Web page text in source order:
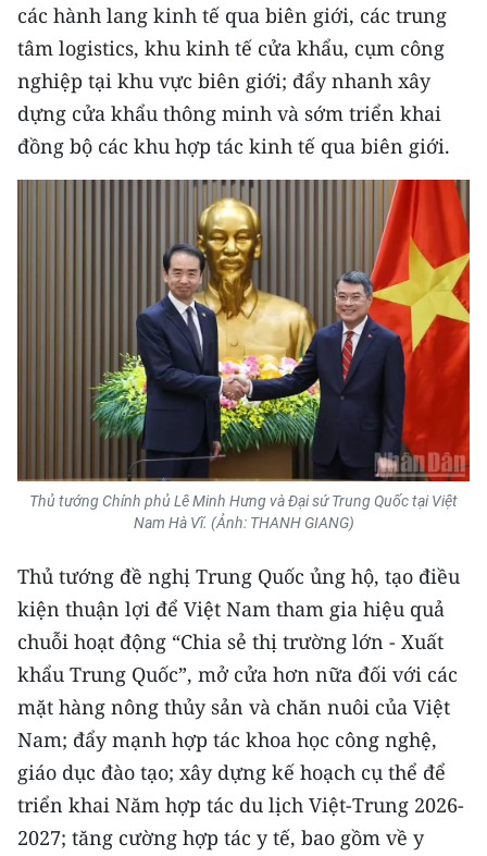
các hành lang kinh tế qua biên giới, các trung
tâm logistics, khu kinh tế cửa khẩu, cụm công
nghiệp tại khu vực biên giới; đẩy nhanh xây
dựng cửa khẩu thông minh và sớm triển khai
đồng bộ các khu hợp tác kinh tế qua biên giới.
Thủ tướng Chính phủ Lê Minh Hưng và Đại sứ Trung Quốc tại Việt
Nam Hà Vĩ. (Ảnh: THANH GIANG)
Thủ tướng đề nghị Trung Quốc ủng hộ, tạo điều
kiện thuận lợi để Việt Nam tham gia hiệu quả
chuỗi hoạt động “Chia sẻ thị trường lớn - Xuất
khẩu Trung Quốc”, mở cửa hơn nữa đối với các
mặt hàng nông thủy sản và chăn nuôi của Việt
Nam; đẩy mạnh hợp tác khoa học công nghệ,
giáo dục đào tạo; xây dựng kế hoạch cụ thể để
triển khai Năm hợp tác du lịch Việt-Trung 2026-
2027; tăng cường hợp tác y tế, bao gồm về y